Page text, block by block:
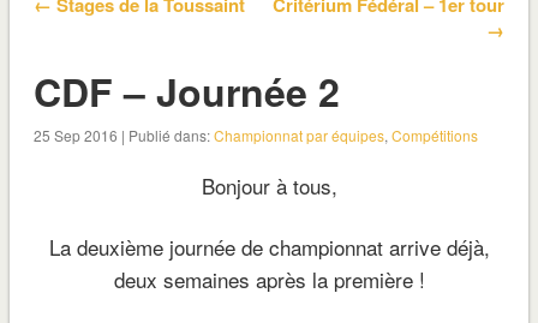
→
CDF – Journée 2
25 Sep 2016 | Publié dans:Championnat par équipes, Compétitions
Bonjour à tous,
La deuxième journée de championnat arrive déjà,
deux semaines après la première !